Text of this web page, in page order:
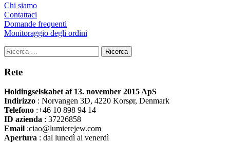
Chi siamo
Contattaci
Domande frequenti
Monitoraggio degli ordini
Ricerca
Rete
Holdingselskabet af 13. november 2015 ApS
Indirizzo : Norvangen 3D, 4220 Korsør, Denmark
Telefono :+46 10 898 94 14
ID azienda : 37226858
Email :ciao@lumierejew.com
Apertura : dal lunedì al venerdì